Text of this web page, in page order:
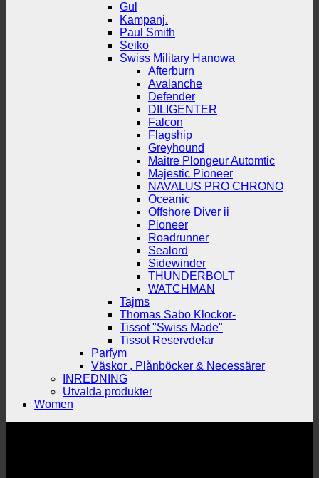
Gul
Kampanj.
Paul Smith
Seiko
Swiss Military Hanowa
Afterburn
Avalanche
Defender
DILIGENTER
Falcon
Flagship
Greyhound
Maitre Plongeur Automtic
Majestic Pioneer
NAVALUS PRO CHRONO
Oceanic
Offshore Diver ii
Pioneer
Roadrunner
Sealord
Sidewinder
THUNDERBOLT
WATCHMAN
Tajms
Thomas Sabo Klockor-
Tissot "Swiss Made"
Tissot Reservdelar
Parfym
Väskor , Plånböcker & Necessärer
INREDNING
Utvalda produkter
Women